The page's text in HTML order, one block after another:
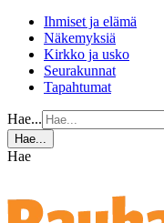
Ihmiset ja elämä
Näkemyksiä
Kirkko ja usko
Seurakunnat
Tapahtumat
Hae...
Hae...
Hae